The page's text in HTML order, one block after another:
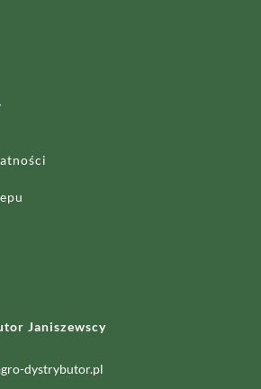
Janiszewscy
dystrybutor.pl